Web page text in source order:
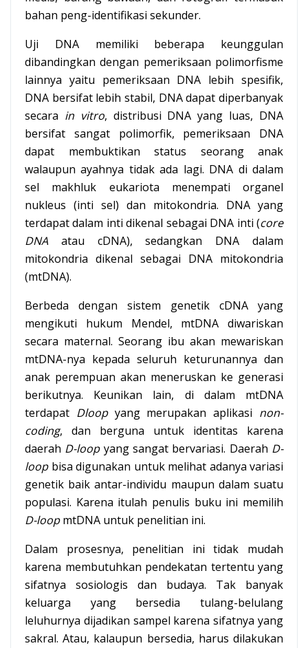
bahan peng-identifikasi sekunder.
Uji DNA memiliki beberapa keunggulan
dibandingkan dengan pemeriksaan polimorfisme
lainnya yaitu pemeriksaan DNA lebih spesifik,
DNA bersifat lebih stabil, DNA dapat diperbanyak
secara in vitro, distribusi DNA yang luas, DNA
bersifat sangat polimorfik, pemeriksaan DNA
dapat membuktikan status seorang anak
walaupun ayahnya tidak ada lagi. DNA di dalam
sel makhluk eukariota menempati organel
nukleus (inti sel) dan mitokondria. DNA yang
terdapat dalam inti dikenal sebagai DNA inti (core
DNA atau cDNA), sedangkan DNA dalam
mitokondria dikenal sebagai DNA mitokondria
(mtDNA).
Berbeda dengan sistem genetik cDNA yang
mengikuti hukum Mendel, mtDNA diwariskan
secara maternal. Seorang ibu akan mewariskan
mtDNA-nya kepada seluruh keturunannya dan
anak perempuan akan meneruskan ke generasi
berikutnya. Keunikan lain, di dalam mtDNA
terdapat Dloopyang merupakan aplikasi non-
coding, dan berguna untuk identitas karena
daerah D-loopyang sangat bervariasi. Daerah D-
loopbisa digunakan untuk melihat adanya variasi
genetik baik antar-individu maupun dalam suatu
populasi. Karena itulah penulis buku ini memilih
D-loopmtDNA untuk penelitian ini.
Dalam prosesnya, penelitian ini tidak mudah
karena membutuhkan pendekatan tertentu yang
sifatnya sosiologis dan budaya. Tak banyak
keluarga yang bersedia tulang-belulang
leluhurnya dijadikan sampel karena sifatnya yang
sakral. Atau, kalaupun bersedia, harus dilakukan